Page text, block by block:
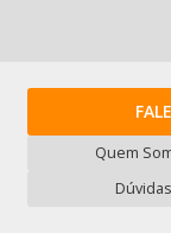
Quem
Dúvidas